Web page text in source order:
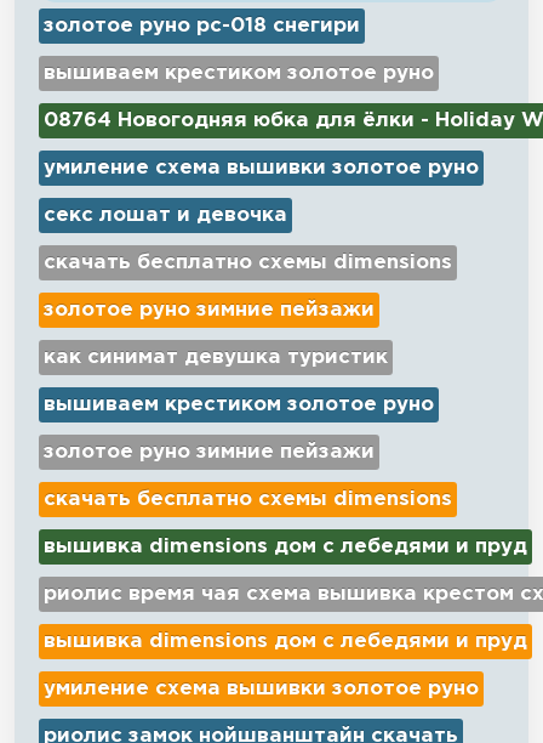
золотое руно рс-018 снегири
вышиваем крестиком золотое руно
08764 Новогодняя юбка для ёлки - Holiday
умиление схема вышивки золотое руно
секс лошат и девочка
скачать бесплатно схемы dimensions
золотое руно зимние пейзажи
как синимат девушка туристик
вышиваем крестиком золотое руно
золотое руно зимние пейзажи
скачать бесплатно схемы dimensions
вышивка dimensions дом с лебедями и пруд
риолис время чая схема вышивка крестом
вышивка dimensions дом с лебедями и пруд
умиление схема вышивки золотое руно
риолис замок нойшванштайн скачать